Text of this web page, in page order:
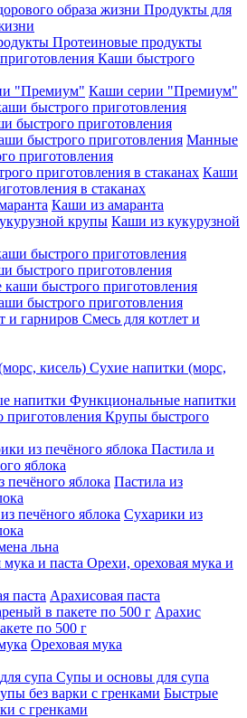
Продукты для
Протеиновые продукты
Каши быстрого
Каши серии "Премиум"
быстрого приготовления
Манные
приготовления
Каши
в стаканах
Каши из амаранта
Каши из кукурузной
быстрого приготовления
быстрого приготовления
Смесь для котлет и
Сухие напитки (морс,
Функциональные напитки
Крупы быстрого
Пастила и
яблока
Пастила из
Сухарики из
льна
Орехи, ореховая мука и
Арахисовая паста
Арахис
по 500 г
Ореховая мука
Супы и основы для супа
Быстрые
с гренками